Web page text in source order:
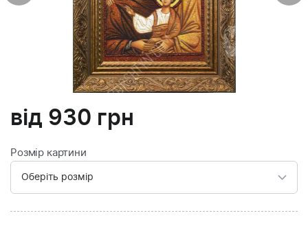
від 930 грн
Розмір картини